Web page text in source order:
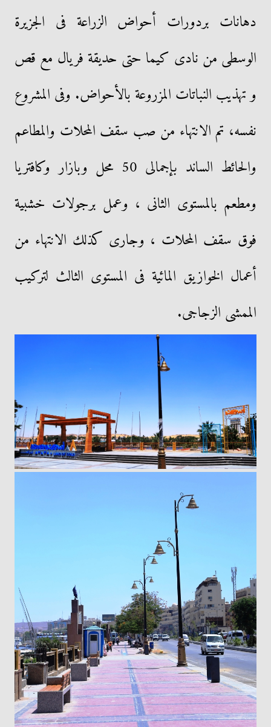
دهانات بردورات أحواض الزراعة فى الجزيرة
الوسطى من نادى كيما حتى حديقة فريال مع قص
و تهذيب النباتات المزروعة بالأحواض. وفى المشروع
نفسه، تم الانتهاء من صب سقف المحلات والمطاعم
والحائط الساند بإجمالى 50 محل وبازار وكافتريا
ومطعم بالمستوى الثانى ، وعمل برجولات خشبية
فوق سقف المحلات ، وجارى كذلك الانتهاء من
أعمال الخوازيق المائية فى المستوى الثالث لتركيب
الممشى الزجاجى.